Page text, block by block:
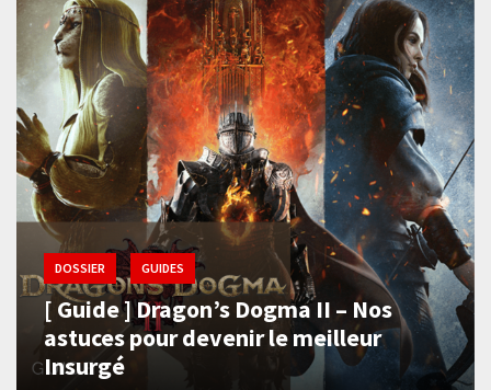
DOSSIER GUIDES
[ Guide ] Dragon’s Dogma II – Nos
astuces pour devenir le meilleur
Insurgé